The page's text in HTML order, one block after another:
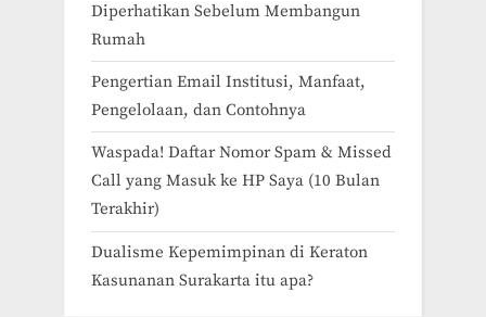
Diperhatikan Sebelum Membangun
Rumah
Pengertian Email Institusi, Manfaat,
Pengelolaan, dan Contohnya
Waspada! Daftar Nomor Spam & Missed
Call yang Masuk ke HP Saya (10 Bulan
Terakhir)
Dualisme Kepemimpinan di Keraton
Kasunanan Surakarta itu apa?